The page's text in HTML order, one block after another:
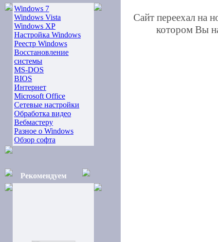
Windows 7
Windows Vista
Windows XP
Настройка Windows
Реестр Windows
Восстановление
системы
MS-DOS
BIOS
Интернет
Microsoft Office
Сетевые настройки
Обработка видео
Вебмастеру
Разное о Windows
Обзор софта
Рекомендуем
Сайт переехал на
котором Вы